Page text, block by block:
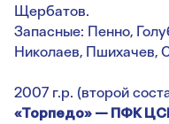
Щербатов.
Запасные: Пенно,
Николаев, Пшихачев,
2007 г.р. (второй
«Торпедо» — ПФК